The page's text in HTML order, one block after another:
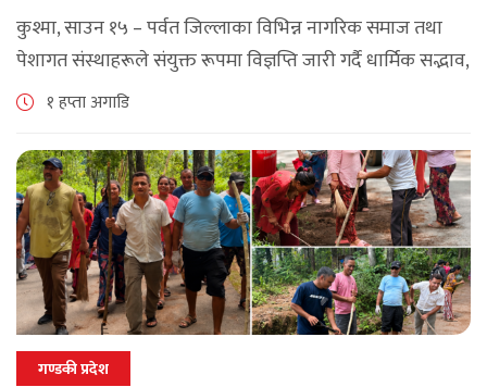
कुश्मा, साउन १५ – पर्वत जिल्लाका विभिन्न नागरिक समाज तथा
पेशागत संस्थाहरूले संयुक्त रूपमा विज्ञप्ति जारी गर्दै धार्मिक सद्भाव,
सामाजिक एकता र कानुनी शासन कायम राख्न सबै पक्षलाई संयमता
१ हप्ता अगाडि
गण्डकी प्रदेश